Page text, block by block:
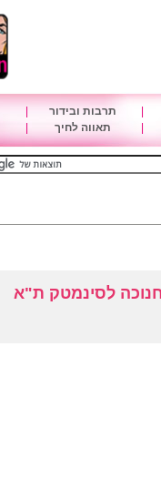
תרבות ובידור
תאווה לחיך
לסינמטק ת"א